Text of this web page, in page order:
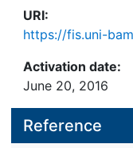
URI:
https://fis.uni-
Activation date:
June 20, 2016
Reference